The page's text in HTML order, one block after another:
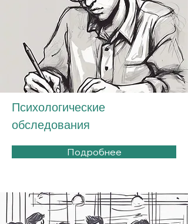
Психологические
обследования
Подробнее